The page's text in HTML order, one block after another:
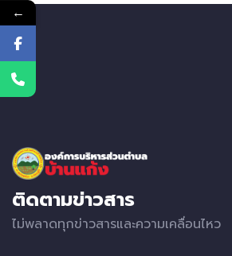
ติดตามข่าวสาร
ไม่พลาดทุกข่าวสารและความเคลื่อนไหว
←